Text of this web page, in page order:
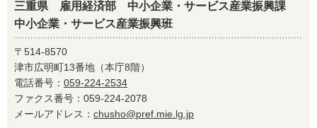
三重県 雇用経済部 中小企業・サービス産業振興課
中小企業・サービス産業振興班
〒514-8570
津市広明町13番地（本庁8階）
電話番号： 059-224-2534
ファクス番号：059-224-2078
メールアドレス： chusho@pref.mie.lg.jp